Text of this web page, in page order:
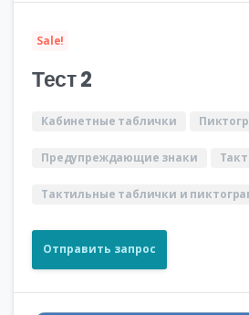
Sale!
Тест 2
Кабинетные таблички
Предупреждающие знаки
Тактильные таблички и
Отправить запрос